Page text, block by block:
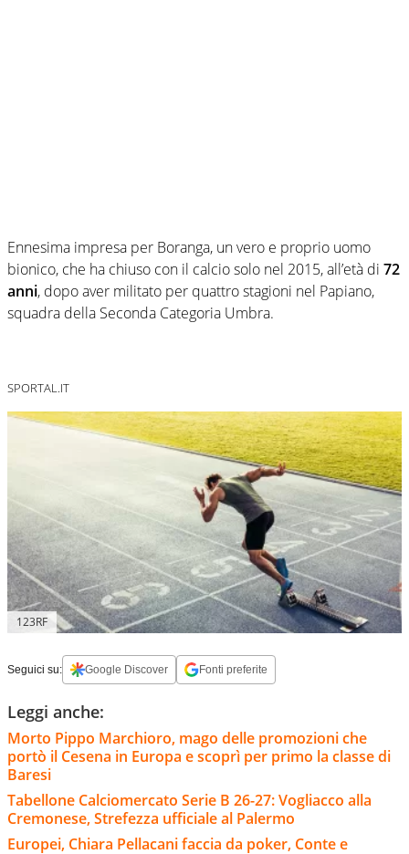
Ennesima impresa per Boranga, un vero e proprio uomo
bionico, che ha chiuso con il calcio solo nel 2015, all’età di 72
anni, dopo aver militato per quattro stagioni nel Papiano,
squadra della Seconda Categoria Umbra.
SPORTAL.IT
123RF
Seguici su: Google Discover Fonti preferite
Leggi anche:
Morto Pippo Marchioro, mago delle promozioni che
portò il Cesena in Europa e scoprì per primo la classe di
Baresi
Tabellone Calciomercato Serie B 26-27: Vogliacco alla
Cremonese, Strefezza ufficiale al Palermo
Europei, Chiara Pellacani faccia da poker, Conte e